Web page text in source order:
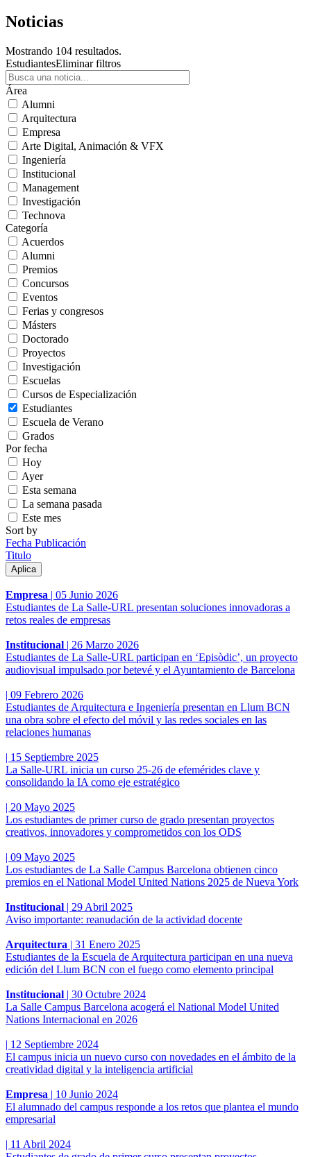
Noticias
Mostrando 104 resultados.
EstudiantesEliminar filtros
Área
Alumni
Arquitectura
Empresa
Arte Digital, Animación & VFX
Ingeniería
Institucional
Management
Investigación
Technova
Categoría
Acuerdos
Alumni
Premios
Concursos
Eventos
Ferias y congresos
Másters
Doctorado
Proyectos
Investigación
Escuelas
Cursos de Especialización
Estudiantes
Escuela de Verano
Grados
Por fecha
Hoy
Ayer
Esta semana
La semana pasada
Este mes
Sort by
Fecha Publicación
Titulo
Empresa | 05 Junio 2026
Estudiantes de La Salle-URL presentan soluciones innovadoras a
retos reales de empresas
Institucional | 26 Marzo 2026
Estudiantes de La Salle-URL participan en ‘Episòdic’, un proyecto
audiovisual impulsado por betevé y el Ayuntamiento de Barcelona
| 09 Febrero 2026
Estudiantes de Arquitectura e Ingeniería presentan en Llum BCN
una obra sobre el efecto del móvil y las redes sociales en las
relaciones humanas
| 15 Septiembre 2025
La Salle-URL inicia un curso 25-26 de efemérides clave y
consolidando la IA como eje estratégico
| 20 Mayo 2025
Los estudiantes de primer curso de grado presentan proyectos
creativos, innovadores y comprometidos con los ODS
| 09 Mayo 2025
Los estudiantes de La Salle Campus Barcelona obtienen cinco
premios en el National Model United Nations 2025 de Nueva York
Institucional | 29 Abril 2025
Aviso importante: reanudación de la actividad docente
Arquitectura | 31 Enero 2025
Estudiantes de la Escuela de Arquitectura participan en una nueva
edición del Llum BCN con el fuego como elemento principal
Institucional | 30 Octubre 2024
La Salle Campus Barcelona acogerá el National Model United
Nations Internacional en 2026
| 12 Septiembre 2024
El campus inicia un nuevo curso con novedades en el ámbito de la
creatividad digital y la inteligencia artificial
Empresa | 10 Junio 2024
El alumnado del campus responde a los retos que plantea el mundo
empresarial
| 11 Abril 2024